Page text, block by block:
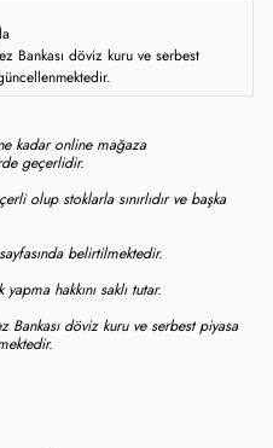
Bankası döviz kuru ve serbest
kadar online mağaza
geçerlidir.
olup stoklarla sınırlıdır ve başka
belirtilmektedir.
hakkını saklı tutar.
Bankası döviz kuru ve serbest piyasa